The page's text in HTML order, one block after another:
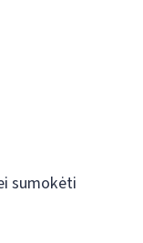
sumokėti